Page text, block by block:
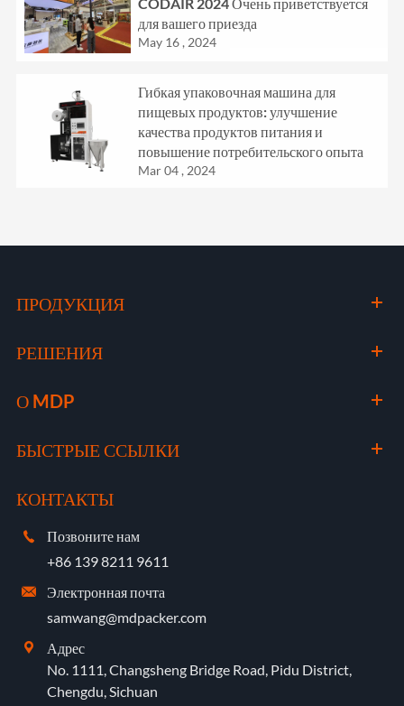
для вашего приезда
May 16 , 2024
Гибкая упаковочная машина для
пищевых продуктов: улучшение
качества продуктов питания и
повышение потребительского опыта
Mar 04 , 2024
ПРОДУКЦИЯ
РЕШЕНИЯ
О MDP
БЫСТРЫЕ ССЫЛКИ
КОНТАКТЫ

Позвоните нам
+86 139 8211 9611

Электронная почта
samwang@mdpacker.com

Адрес
No. 1111, Changsheng Bridge Road, Pidu District,
Chengdu, Sichuan